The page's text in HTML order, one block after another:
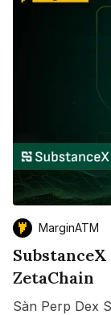
MarginATM
ZetaChain
Sàn Perp Dex